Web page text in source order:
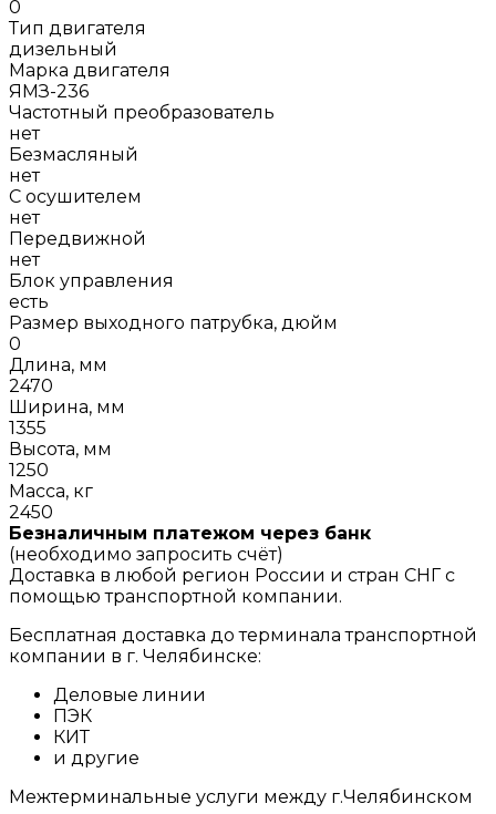
0
Тип двигателя
дизельный
Марка двигателя
ЯМЗ-236
Частотный преобразователь
нет
Безмасляный
нет
С осушителем
нет
Передвижной
нет
Блок управления
есть
Размер выходного патрубка, дюйм
0
Длина, мм
2470
Ширина, мм
1355
Высота, мм
1250
Масса, кг
2450
Безналичным платежом через банк
(необходимо запросить счёт)
Доставка в любой регион России и стран СНГ с
помощью транспортной компании.
Бесплатная доставка до терминала транспортной
компании в г. Челябинске:
Деловые линии
ПЭК
КИТ
и другие
Межтерминальные услуги между г.Челябинском